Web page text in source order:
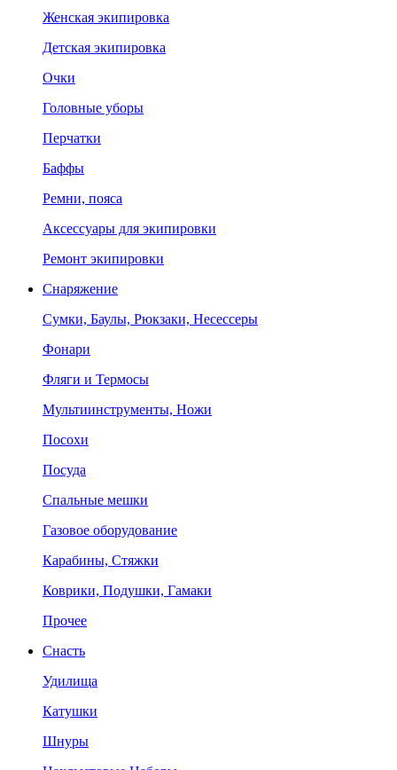
Женская экипировка
Детская экипировка
Очки
Головные уборы
Перчатки
Баффы
Ремни, пояса
Аксессуары для экипировки
Ремонт экипировки
Снаряжение
Сумки, Баулы, Рюкзаки, Несессеры
Фонари
Фляги и Термосы
Мультиинструменты, Ножи
Посохи
Посуда
Спальные мешки
Газовое оборудование
Карабины, Стяжки
Коврики, Подушки, Гамаки
Прочее
Снасть
Удилища
Катушки
Шнуры